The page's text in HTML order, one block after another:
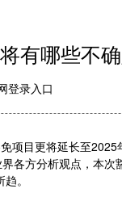
有哪些不
登录入口
目更将延长至2025
各方分析观点，本
。